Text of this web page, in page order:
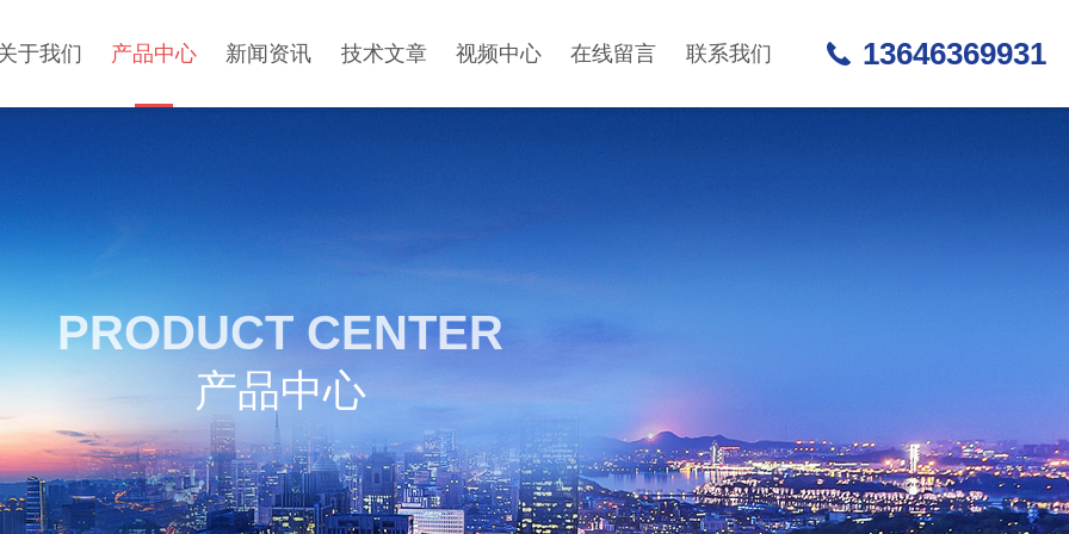
于我们 产品中心 新闻资讯 技术文章 视频中心 在线留言 联系我们 13646369931
PRODUCT CENTER
产品中心